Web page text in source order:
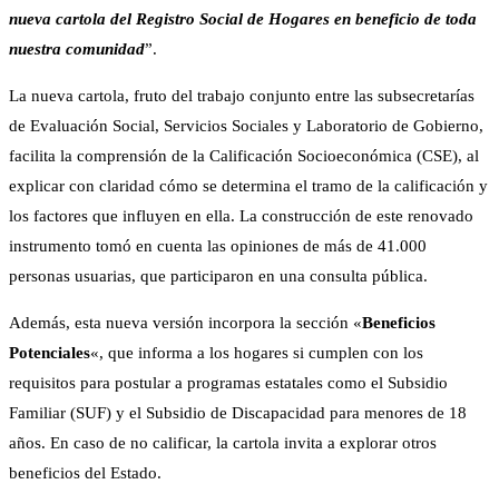
nueva cartola del Registro Social de Hogares en beneficio de toda
nuestra comunidad”.
La nueva cartola, fruto del trabajo conjunto entre las subsecretarías
de Evaluación Social, Servicios Sociales y Laboratorio de Gobierno,
facilita la comprensión de la Calificación Socioeconómica (CSE), al
explicar con claridad cómo se determina el tramo de la calificación y
los factores que influyen en ella. La construcción de este renovado
instrumento tomó en cuenta las opiniones de más de 41.000
personas usuarias, que participaron en una consulta pública.
Además, esta nueva versión incorpora la sección «Beneficios
Potenciales«, que informa a los hogares si cumplen con los
requisitos para postular a programas estatales como el Subsidio
Familiar (SUF) y el Subsidio de Discapacidad para menores de 18
años. En caso de no calificar, la cartola invita a explorar otros
beneficios del Estado.